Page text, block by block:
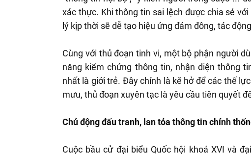
xác thực. Khi thông tin sai lệch được chia sẻ
lý kịp thời sẽ dễ tạo hiệu ứng đám đông, tác
Cùng với thủ đoạn tinh vi, một bộ phận người
năng kiểm chứng thông tin, nhận diện thông
nhất là giới trẻ. Đây chính là kẽ hở để các thế
mưu, thủ đoạn xuyên tạc là yêu cầu tiên quyết
Chủ động đấu tranh, lan tỏa thông tin chính
Cuộc bầu cử đại biểu Quốc hội khoá XVI và